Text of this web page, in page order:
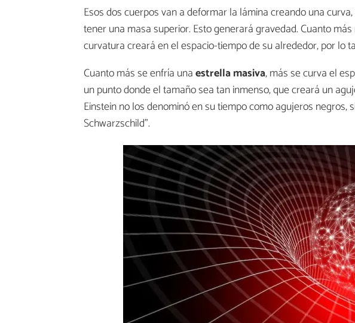
Esos dos cuerpos van a deformar la lámina creando una
tener una masa superior. Esto generará gravedad. Cuanto
curvatura creará en el espacio-tiempo de su alrededor, por lo
Cuanto más se enfría unaestrella masiva, más se curva el
un punto donde el tamaño sea tan inmenso, que creará un
Einstein no los denominó en su tiempo como agujeros negros,
Schwarzschild”.